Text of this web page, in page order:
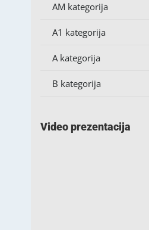
AM kategorija
A1 kategorija
A kategorija
B kategorija
Video prezentacija